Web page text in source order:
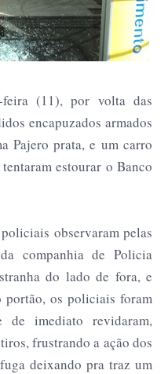
feira (11), por volta das
encapuzados armados
Pajero prata, e um carro
estourar o Banco
observaram pelas
companhia de Policia
do lado de fora, e
portão, os policiais foram
imediato revidaram,
frustrando a ação dos
deixando pra traz um